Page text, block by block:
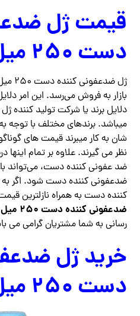
قیمت ژل
دست ۲۵۰ میل
ژل
بازار به فروش می‌رسد. این امر
دلایل برند یا شرکت تولید
میباشد. برندهای مختلف با توجه
شان به کار میبرند قیمت های
نظر می گیرند. علاوه بر تمام اینها
ضد عفونی کننده دست، می‌تواند
ضدعفونی کننده دست شود. اگر به
کننده دست به همراه نازلترین
ضدعفونی کننده دست ۲۵۰ میل ستیا صنعت
رسانی به شما مشتریان گرامی می
خرید ژل
دست ۲۵۰ میل